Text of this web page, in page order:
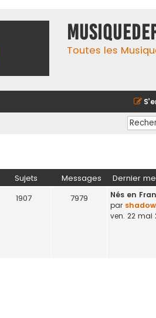
Toutes les
Sujets Messages Dernier
1907 7979
Nés en
par
ven. 22 mai